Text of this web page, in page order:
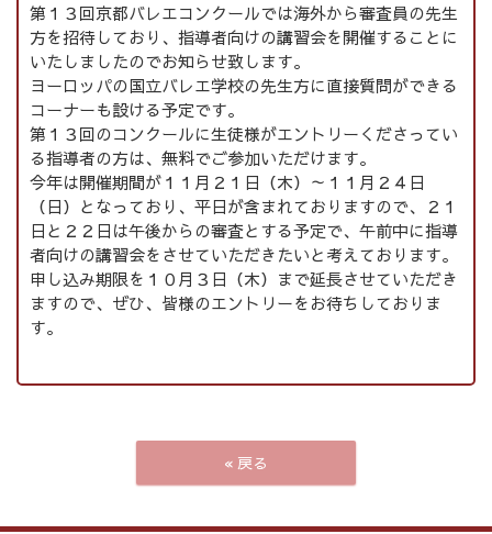
第１３回京都バレエコンクールでは海外から審査員の先生
方を招待しており、指導者向けの講習会を開催することに
いたしましたのでお知らせ致します。
ヨーロッパの国立バレエ学校の先生方に直接質問ができる
コーナーも設ける予定です。
第１３回のコンクールに生徒様がエントリーくださってい
る指導者の方は、無料でご参加いただけます。
今年は開催期間が１１月２１日（木）～１１月２４日
（日）となっており、平日が含まれておりますので、２１
日と２２日は午後からの審査とする予定で、午前中に指導
者向けの講習会をさせていただきたいと考えております。
申し込み期限を１０月３日（木）まで延長させていただき
ますので、ぜひ、皆様のエントリーをお待ちしておりま
す。
« 戻る